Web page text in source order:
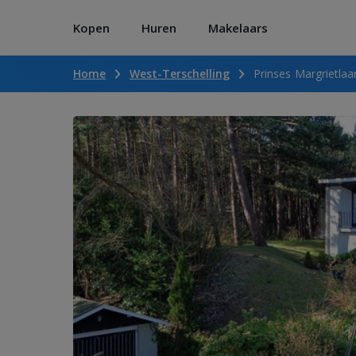
Kopen Huren Makelaars
Home West-Terschelling Prinses